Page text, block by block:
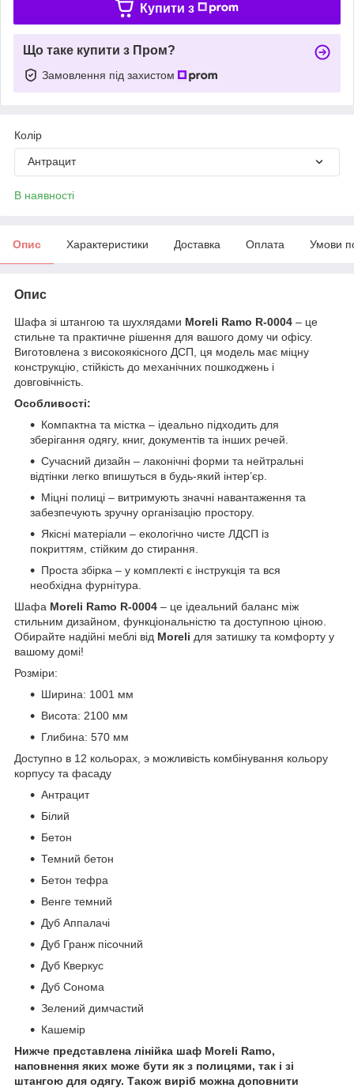
Купити з
Що таке купити з Пром?
Замовлення під захистом
Колір
Антрацит
В наявності
Опис Характеристики Доставка Оплата Умови
Опис
Шафа зі штангою та шухлядами Moreli Ramo R-0004 – це
стильне та практичне рішення для вашого дому чи офісу.
Виготовлена з високоякісного ДСП, ця модель має міцну
конструкцію, стійкість до механічних пошкоджень і
довговічність.
Особливості:
Компактна та містка – ідеально підходить для
зберігання одягу, книг, документів та інших речей.
Сучасний дизайн – лаконічні форми та нейтральні
відтінки легко впишуться в будь-який інтер’єр.
Міцні полиці – витримують значні навантаження та
забезпечують зручну організацію простору.
Якісні матеріали – екологічно чисте ЛДСП із
покриттям, стійким до стирання.
Проста збірка – у комплекті є інструкція та вся
необхідна фурнітура.
Шафа Moreli Ramo R-0004 – це ідеальний баланс між
стильним дизайном, функціональністю та доступною ціною.
Обирайте надійні меблі від Moreli для затишку та комфорту у
вашому домі!
Розміри:
Ширина: 1001 мм
Висота: 2100 мм
Глибина: 570 мм
Доступно в 12 кольорах, э можливість комбінування кольору
корпусу та фасаду
Антрацит
Білий
Бетон
Темний бетон
Бетон тефра
Венге темний
Дуб Аппалачі
Дуб Гранж пісочний
Дуб Кверкус
Дуб Сонома
Зелений димчастий
Кашемір
Нижче представлена лінійка шаф Moreli Ramo,
наповнення яких може бути як з полицями, так і зі
штангою для одягу. Також виріб можна доповнити